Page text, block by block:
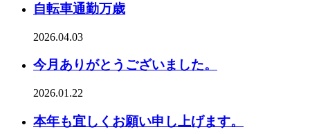
自転車通勤万歳
2026.04.03
今月ありがとうございました。
2026.01.22
本年も宜しくお願い申し上げます。